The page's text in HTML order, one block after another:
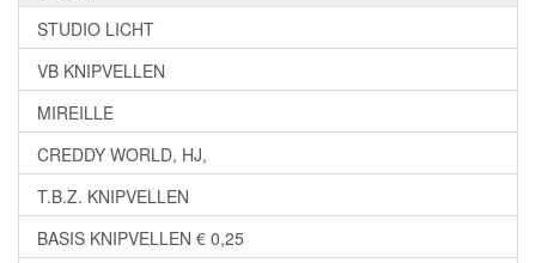
STUDIO LICHT
VB KNIPVELLEN
MIREILLE
CREDDY WORLD, HJ,
T.B.Z. KNIPVELLEN
BASIS KNIPVELLEN € 0,25